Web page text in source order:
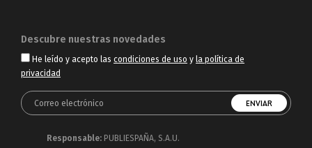
Descubre nuestras novedades
He leído y acepto las condiciones de uso y la política de
privacidad
Responsable: PUBLIESPAÑA, S.A.U.